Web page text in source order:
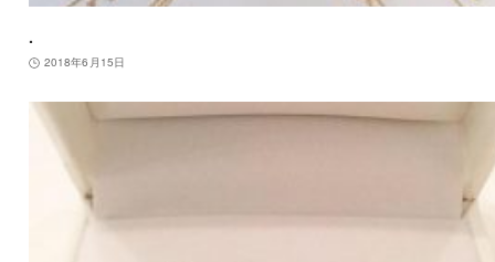
.
2018年6月15日